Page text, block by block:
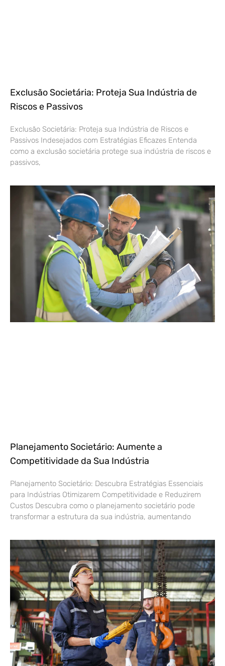
Exclusão Societária: Proteja Sua Indústria de
Riscos e Passivos
Exclusão Societária: Proteja sua Indústria de Riscos e
Passivos Indesejados com Estratégias Eficazes Entenda
como a exclusão societária protege sua indústria de riscos e
passivos,
Planejamento Societário: Aumente a
Competitividade da Sua Indústria
Planejamento Societário: Descubra Estratégias Essenciais
para Indústrias Otimizarem Competitividade e Reduzirem
Custos Descubra como o planejamento societário pode
transformar a estrutura da sua indústria, aumentando